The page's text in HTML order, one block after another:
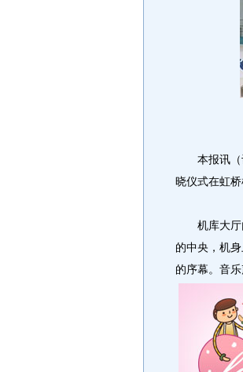
本报讯（记
晓仪式在虹
机库大厅内
的中央，机
的序幕。音